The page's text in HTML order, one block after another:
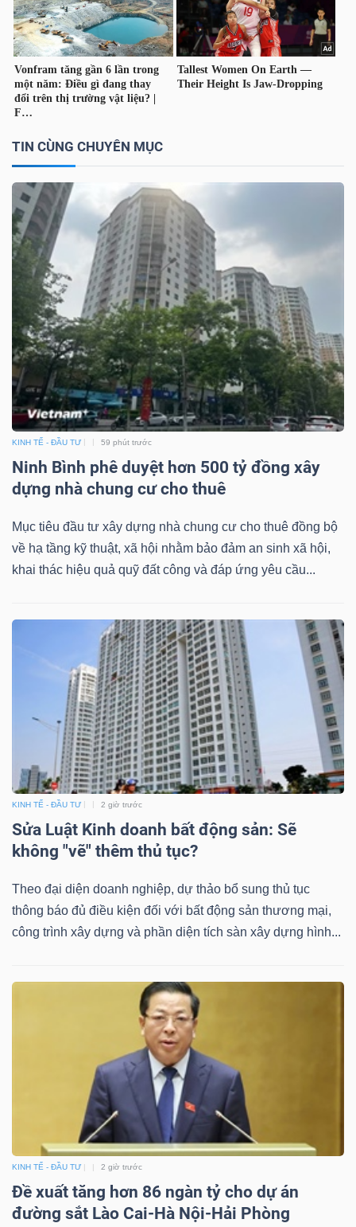
TIN CÙNG CHUYÊN MỤC
KINH TẾ - ĐẦU TƯ 59 phút trước
Ninh Bình phê duyệt hơn 500 tỷ đồng xây
dựng nhà chung cư cho thuê
Mục tiêu đầu tư xây dựng nhà chung cư cho thuê đồng bộ
về hạ tầng kỹ thuật, xã hội nhằm bảo đảm an sinh xã hội,
khai thác hiệu quả quỹ đất công và đáp ứng yêu cầu...
KINH TẾ - ĐẦU TƯ 2 giờ trước
Sửa Luật Kinh doanh bất động sản: Sẽ
không "vẽ" thêm thủ tục?
Theo đại diện doanh nghiệp, dự thảo bổ sung thủ tục
thông báo đủ điều kiện đối với bất động sản thương mại,
công trình xây dựng và phần diện tích sàn xây dựng hình...
KINH TẾ - ĐẦU TƯ 2 giờ trước
Đề xuất tăng hơn 86 ngàn tỷ cho dự án
đường sắt Lào Cai-Hà Nội-Hải Phòng
DỊCH
VỤ
TRUYỀN
THÔNG
TIỆN
ÍCH
BẤT
ĐỘNG
SẢN
Mã
chứng
khoán
(-)
Tất cả Cổ phiếu
Lãnh
đạo
Người nội bộ Người liên quan Cổ đông lớn
Bài
viết
của
tác
giả
Báo
Dịch
vụ
(-)